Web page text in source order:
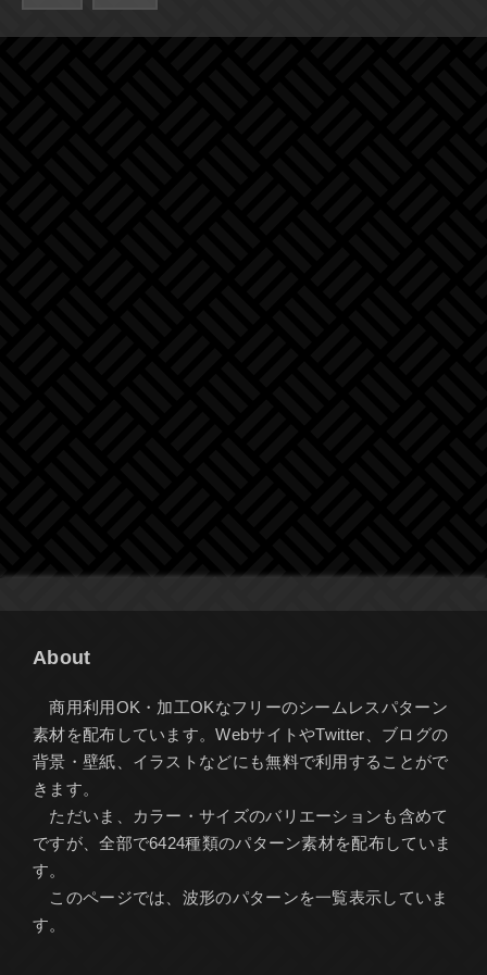
About
商用利用OK・加工OKなフリーのシームレスパターン
素材を配布しています。WebサイトやTwitter、ブログの
背景・壁紙、イラストなどにも無料で利用することがで
きます。
ただいま、カラー・サイズのバリエーションも含めて
ですが、全部で6424種類のパターン素材を配布していま
す。
このページでは、波形のパターンを一覧表示していま
す。